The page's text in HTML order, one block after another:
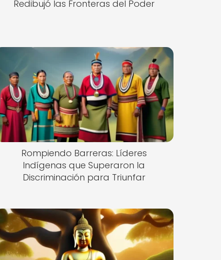
Redibujó las Fronteras del Poder
Rompiendo Barreras: Líderes
Indígenas que Superaron la
Discriminación para Triunfar